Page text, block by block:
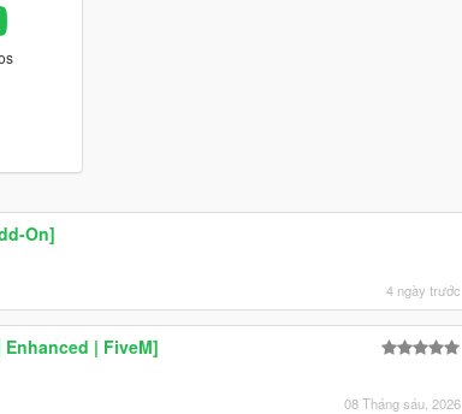
On]
4 ngày trước
| FiveM]
08 Tháng sáu, 2026